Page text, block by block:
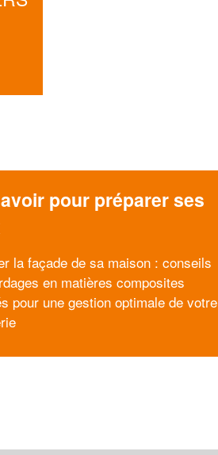
pour préparer ses
la façade de sa maison : conseils
en matières composites
pour une gestion optimale de votre